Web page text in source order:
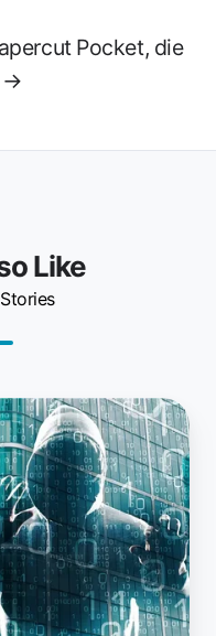
Pocket, die
→
Like